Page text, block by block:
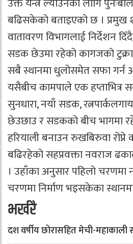
बढिसकेको बताइएको छ । प्रमुख
वातावरण विभागलाई निर्देशन
सडक छेउमा रहेको कागजको टुक्रा
सबै स्थानमा धुलोसमेत सफा
यसैबीच कामपाले एक हप्ताभित्र
सुनधारा, नयाँ सडक,
छेउछाउ र सडकको बीच भागमा
हरियाली बनाउन रुखबिरुवा रोप्ने
बढिरहेको सहप्रवक्ता नवराज
। उहाँका अनुसार पहिलो चरणमा
चरणमा निर्माण भइसकेका
भर्खरै
दश वर्षीय छोरासहित मेची-महाकाली